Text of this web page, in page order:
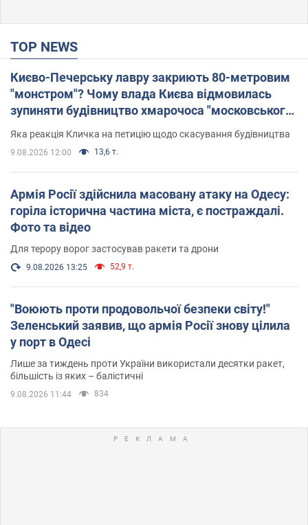
TOP NEWS
Києво-Печерську лавру закриють 80-метровим
"монстром"? Чому влада Києва відмовилась
зупиняти будівництво хмарочоса "московського
вірянина"
Яка реакція Кличка на петицію щодо скасування будівництва
9.08.2026 12:00 13,6 т.
Армія Росії здійснила масовану атаку на Одесу:
горіла історична частина міста, є постраждалі.
Фото та відео
Для терору ворог застосував ракети та дрони
9.08.2026 13:25 52,9 т.
"Воюють проти продовольчої безпеки світу!"
Зеленський заявив, що армія Росії знову цілила
у порт в Одесі
Лише за тиждень проти України використали десятки ракет,
більшість із яких – балістичні
9.08.2026 11:44 834